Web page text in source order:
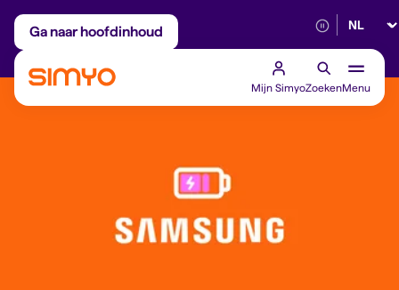
Ga naar hoofdinhoud
Maandelijks aanpasbaar Betrouwbaar
Mijn SimyoZoekenMenu